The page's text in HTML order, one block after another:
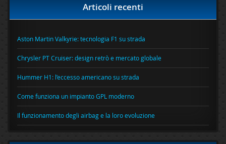
Articoli recenti
Aston Martin Valkyrie: tecnologia F1 su strada
Chrysler PT Cruiser: design retrò e mercato globale
Hummer H1: l’eccesso americano su strada
Come funziona un impianto GPL moderno
Il funzionamento degli airbag e la loro evoluzione